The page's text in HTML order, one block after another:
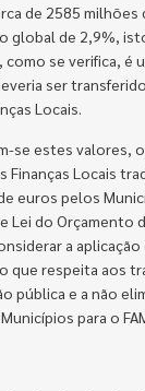
de 2585 milhões
global de 2,9%,
se verifica, é
ser
Locais.
se estes valores,
Finanças Locais
euros pelos
Lei do Orçamento
a aplicação
que respeita aos
pública e a não
para o